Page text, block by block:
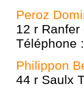
Peroz
12 r Ranfer
Téléphone
Philippon
44 r Saulx